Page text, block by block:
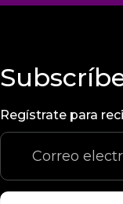
Regístrate para